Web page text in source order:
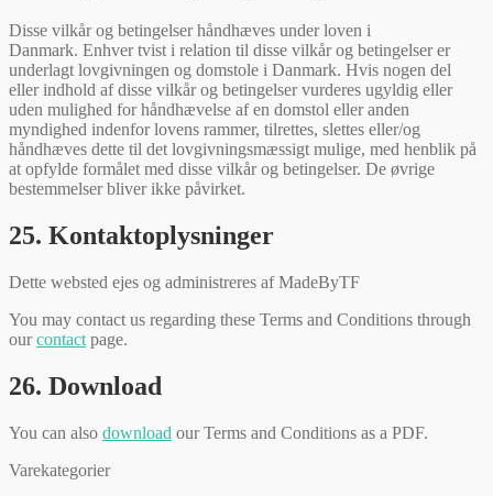
Disse vilkår og betingelser håndhæves under loven i
Danmark. Enhver tvist i relation til disse vilkår og betingelser er
underlagt lovgivningen og domstole i Danmark. Hvis nogen del
eller indhold af disse vilkår og betingelser vurderes ugyldig eller
uden mulighed for håndhævelse af en domstol eller anden
myndighed indenfor lovens rammer, tilrettes, slettes eller/og
håndhæves dette til det lovgivningsmæssigt mulige, med henblik på
at opfylde formålet med disse vilkår og betingelser. De øvrige
bestemmelser bliver ikke påvirket.
25. Kontaktoplysninger
Dette websted ejes og administreres af MadeByTF
You may contact us regarding these Terms and Conditions through
ourcontact page.
26. Download
You can also download our Terms and Conditions as a PDF.
Varekategorier